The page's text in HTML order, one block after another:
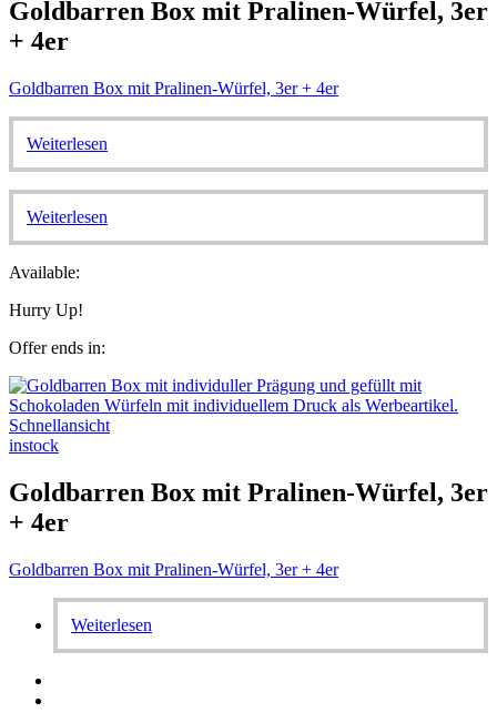
Goldbarren Box mit Pralinen-Würfel, 3er
+ 4er
Goldbarren Box mit Pralinen-Würfel, 3er + 4er
Weiterlesen
Weiterlesen
Available:
Hurry Up!
Offer ends in:
Schnellansicht
instock
Goldbarren Box mit Pralinen-Würfel, 3er
+ 4er
Goldbarren Box mit Pralinen-Würfel, 3er + 4er
Weiterlesen